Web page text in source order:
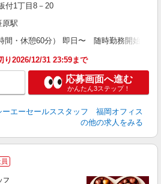
付1丁目8－20
原駅
間・休憩60分） 即日〜 随時勤務開始可能
り2026/12/31 23:59まで
応募画面へ進む
かんたん3ステップ！
ーエーセールススタッフ 福岡オフィス
の他の求人をみる
フ